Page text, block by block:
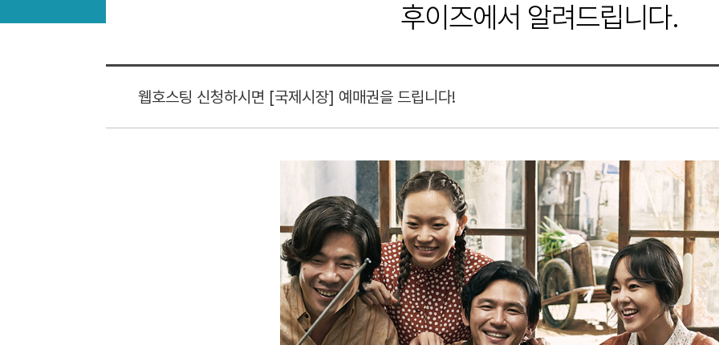
후이즈에서 알려드립니다.
웹호스팅 신청하시면 [국제시장] 예매권을 드립니다!